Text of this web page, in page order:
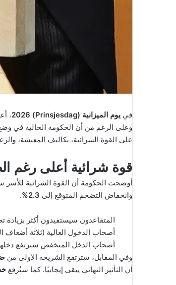
في يوم الميزانية (Prinsjesdag) 2026
،
وعلى الرغم من أن الحكومة الحالية في
على القوة الشرائية، تكاليف المعيشة،
قوة شرائية أعلى رغم
أوضحت الحكومة أن القوة الشرائية
وانخفاض التضخم المتوقع إلى 2.3%
.
المتقاعدون سيستفيدون أكثر بزيادة
أصحاب الدخول العالية (ثلاثة أضعاف
أصحاب الدخل المنخفض سيرتفع
وفي المقابل، سترتفع الشريحة الأولى من
أن التأثير النهائي يبقى إيجابيًا. كما ستُرفع